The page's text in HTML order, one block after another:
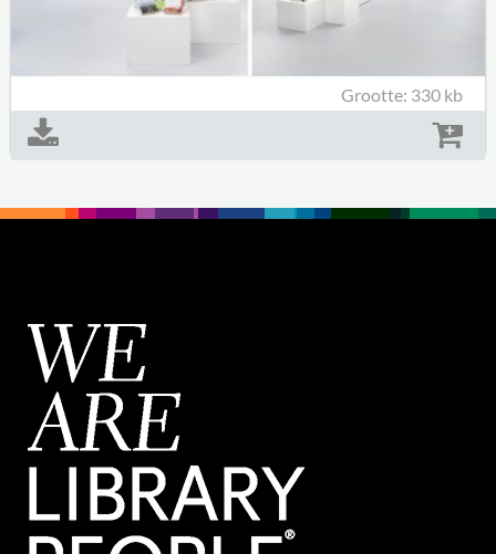
Grootte: 330 kb